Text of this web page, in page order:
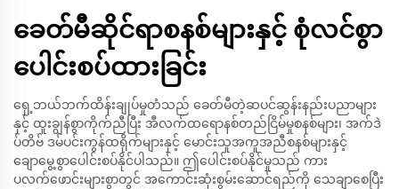
ခေတ်မီဆိုင်ရာစနစ်များနှင့် စုံလင်စွာ
ပေါင်းစပ်ထားခြင်း
ရှေ့ဘယ်ဘက်ထိန်းချုပ်မှုတံသည် ခေတ်မီတဲ့ဆပင်ဆွန်းနည်းပညာများ
နှင့် ထူးချွန်စွာကိုက်ညီပြီး အီလက်ထရောနစ်တည်ငြိမ်မှုစနစ်များ၊ အက်ဒဲ
ပ်တိဗ် ဒမ်ပင်းကွန်ထရိုက်များနှင့် မောင်းသူအကူအညီစနစ်များနှင့်
ချောမွေ့စွာပေါင်းစပ်နိုင်ပါသည်။ ဤပေါင်းစပ်နိုင်မှုသည် ကား
ပလက်ဖောင်းများစွာတွင် အကောင်းဆုံးစွမ်းဆောင်ရည်ကို သေချာစေပြီး